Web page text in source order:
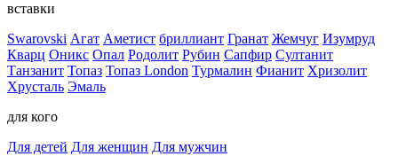
вставки
Swarovski Агат Аметист бриллиант Гранат Жемчуг Изумруд
Кварц Оникс Опал Родолит Рубин Сапфир Султанит
Танзанит Топаз Топаз London Турмалин Фианит Хризолит
Хрусталь Эмаль
для кого
Для детей Для женщин Для мужчин